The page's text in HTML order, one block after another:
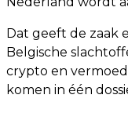
Dat geeft de zaak
Belgische
crypto en
komen in één